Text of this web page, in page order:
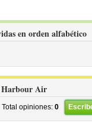
en orden alfabético
Harbour Air
Total opiniones: 0